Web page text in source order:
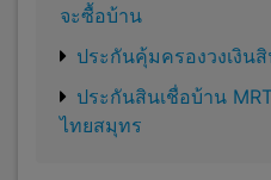
จะซื้อบ้าน
ประกันคุ้มครองวงเงิน
ประกันสินเชื่อบ้าน
ไทยสมุทร